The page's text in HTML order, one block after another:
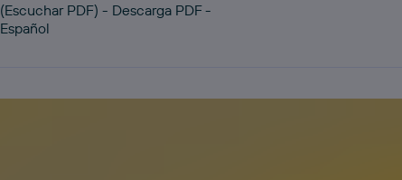
(Escuchar PDF) - Descarga PDF -
Español